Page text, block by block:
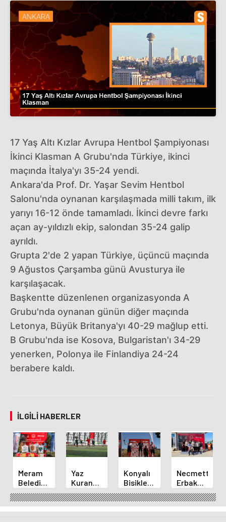
17 Yaş Altı Kızlar Avrupa Hentbol Şampiyonası
İkinci Klasman A Grubu'nda Türkiye, ikinci
maçında İtalya'yı 35-24 yendi.
Ankara'da Prof. Dr. Yaşar Sevim Hentbol
Salonu'nda oynanan karşılaşmada milli takım, ilk
yarıyı 16-12 önde tamamladı. İkinci devre farkı
açan ay-yıldızlı ekip, salondan 35-24 galip
ayrıldı.
Grupta 2'de 2 yapan Türkiye, üçüncü maçında
9 Ağustos Çarşamba günü Avusturya ile
karşılaşacak.
Başkentte düzenlenen organizasyonda A
Grubu'nda oynanan günün diğer maçında
Letonya, Büyük Britanya'yı 40-29 mağlup etti.
B Grubu'nda ise Kosova, Bulgaristan'ı 34-29
yenerken, Polonya ile Finlandiya 24-24
berabere kaldı.
İLGILI HABERLER
Meram
Belediyespor
Okçuları
Türkiye
Şampiyonası'ndan
Yaz
Kuran
Kursu
Öğrencileri
Futbol
Konyalı
Bisikletçi
Ahmet
Can
Akpınar
Necmettin
Erbakan
Üniversitesi
Geleneksel
Okçulukta